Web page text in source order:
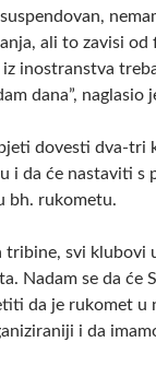
ali to zavisi od
inostranstva
dana”, naglasio
dovesti dva-tri
i da će nastaviti s
bh. rukometu.
tribine, svi klubovi
Nadam se da će
da je rukomet u
i da